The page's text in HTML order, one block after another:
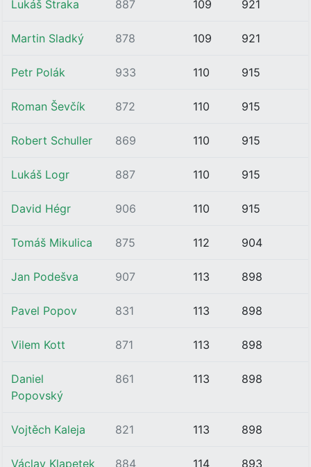
Lukáš Straka 887 109 921
Martin Sladký 878 109 921
Petr Polák 933 110 915
Roman Ševčík 872 110 915
Robert Schuller 869 110 915
Lukáš Logr 887 110 915
David Hégr 906 110 915
Tomáš Mikulica 875 112 904
Jan Podešva 907 113 898
Pavel Popov 831 113 898
Vilem Kott 871 113 898
Daniel
Popovský
861 113 898
Vojtěch Kaleja 821 113 898
Václav Klapetek 884 114 893